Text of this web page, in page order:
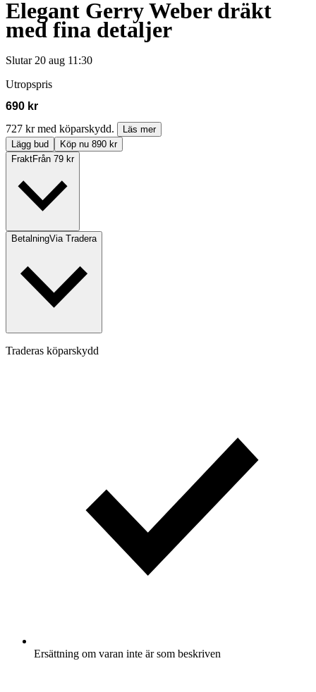
Elegant Gerry Weber dräkt
med fina detaljer
Slutar 20 aug 11:30
Utropspris
690 kr
727 kr med köparskydd.
Läs mer
Lägg bud
Köp nu 890 kr
FraktFrån 79 kr
BetalningVia Tradera
Traderas köparskydd
Ersättning om varan inte är som beskriven